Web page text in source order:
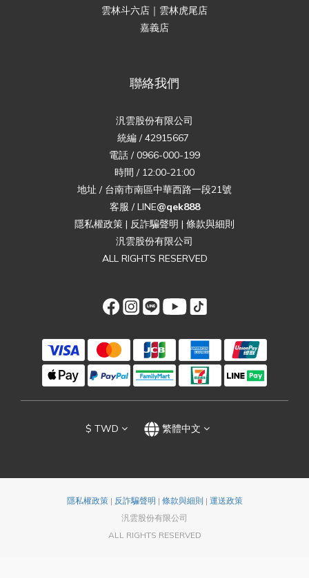
雲林斗六店｜雲林虎尾店
嘉義店
聯絡我們
汎雲股份有限公司
統編 / 42915667
電話 / 0966-000-199
時間 / 12:00-21:00
地址 / 台南市南區中華西路一段21號
客服 / LINE@qek888
隱私權政策 | 反詐騙聲明 | 條款與細則
汎雲股份有限公司
ALL RIGHTS RESERVED
$ TWD 繁體中文
隱私權政策| 反詐騙聲明 | 條款與細則 | 運送政策
汎雲股份有限公司
ALL RIGHTS RESERVED